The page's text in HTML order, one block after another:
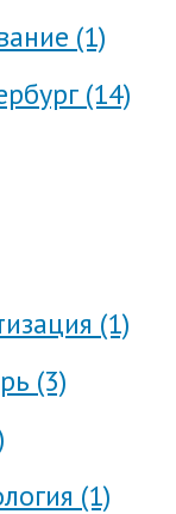
(1)
(14)
(1)
(3)
(1)